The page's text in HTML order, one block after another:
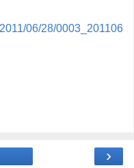
06/28/0003_201106
›